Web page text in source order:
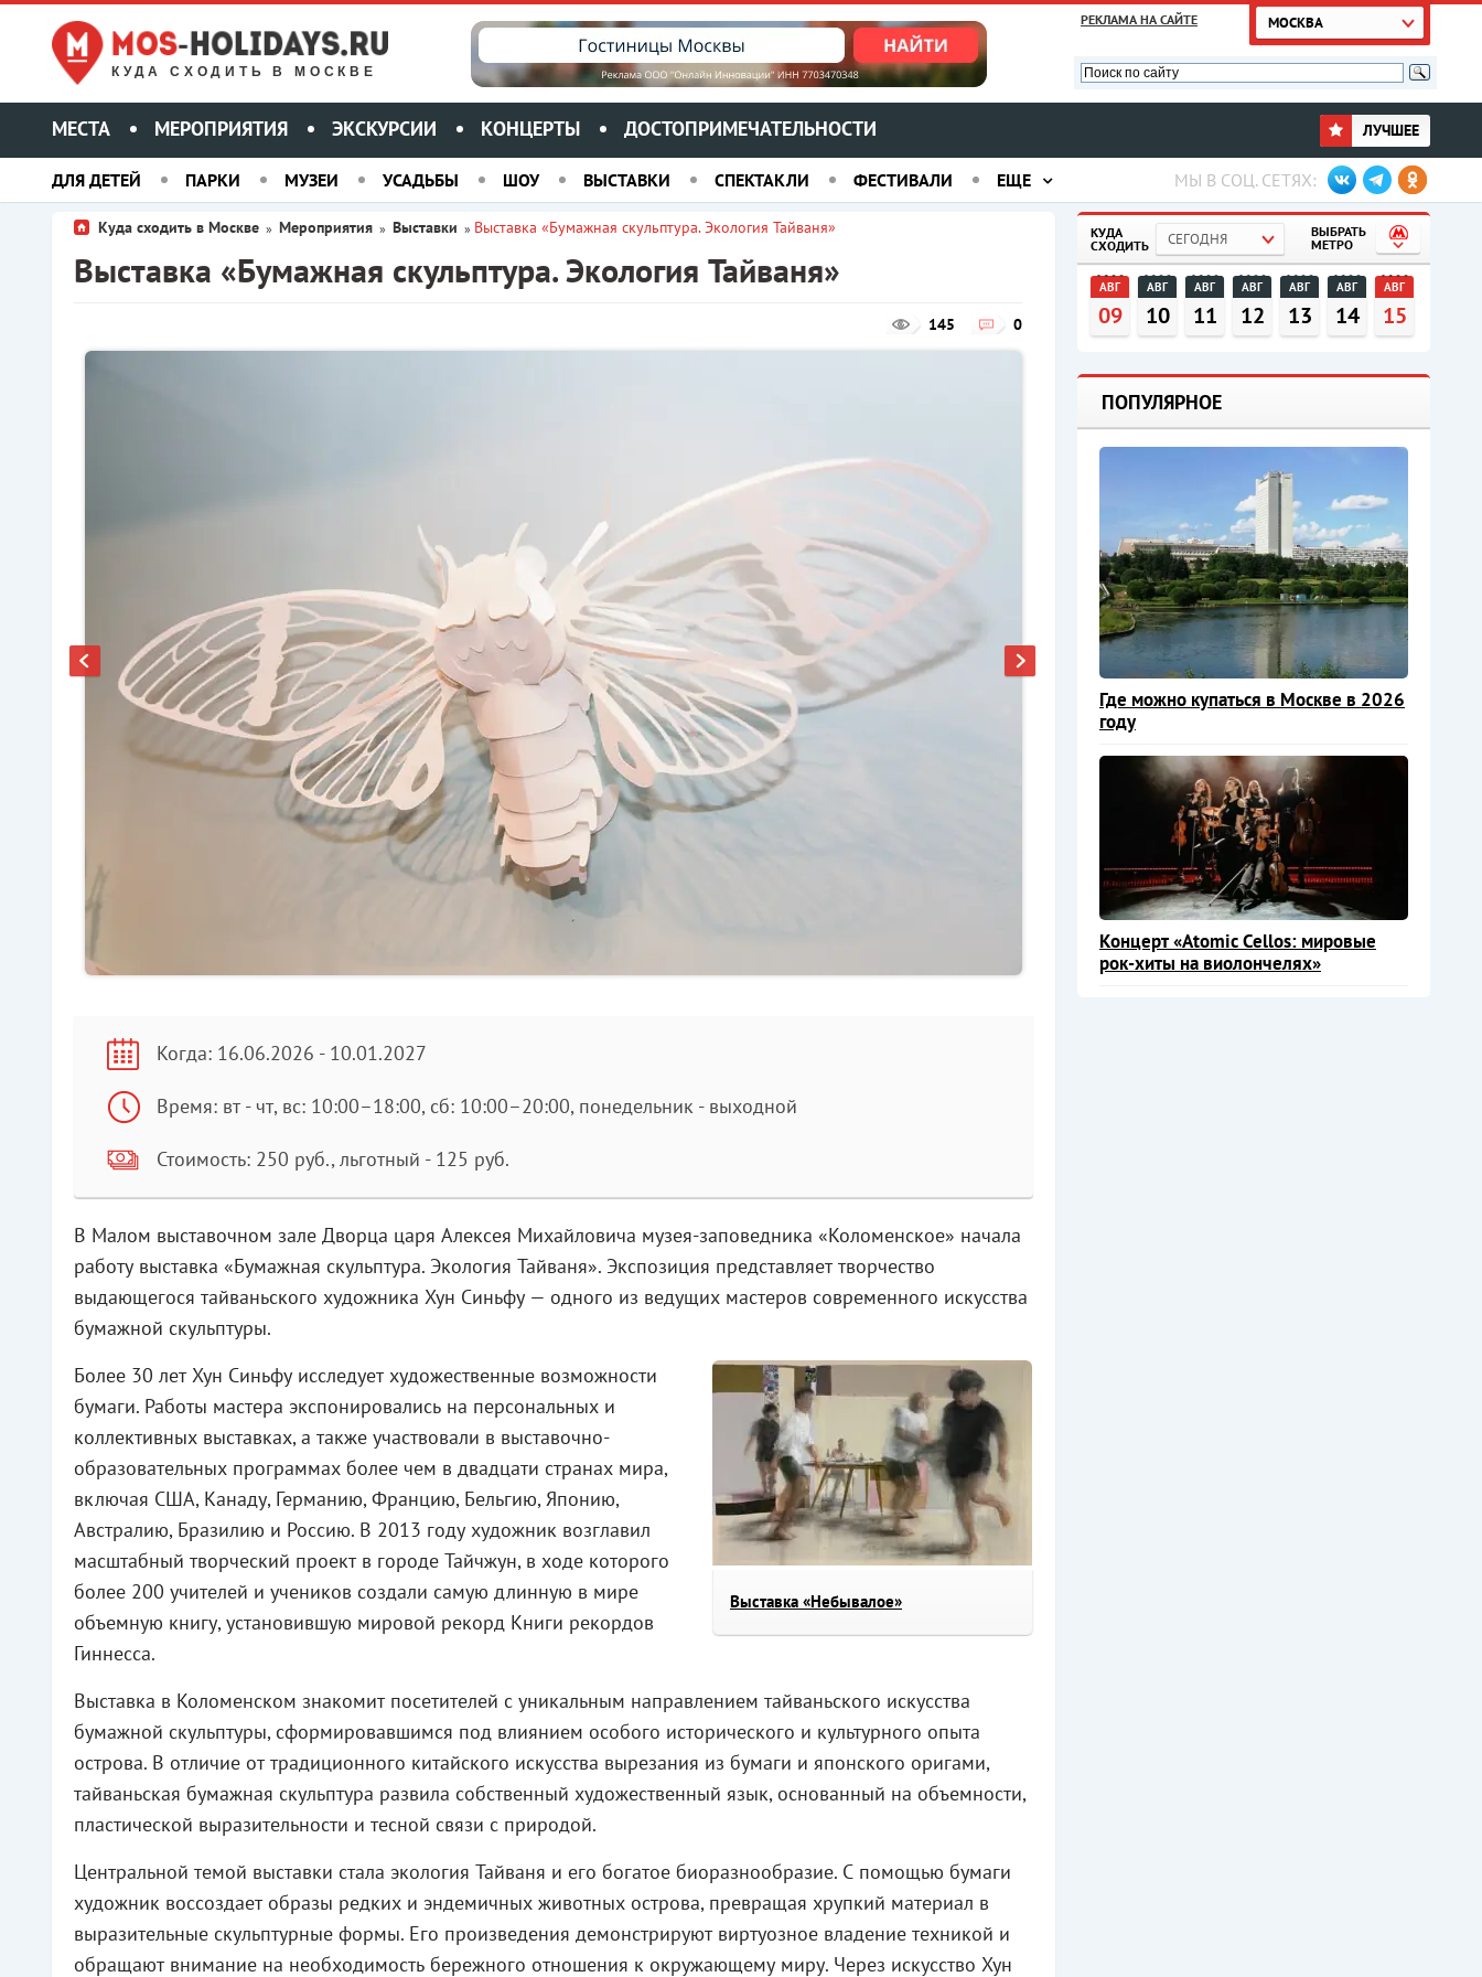
КУДА СХОДИТЬ В МОСКВЕ
РЕКЛАМА НА САЙТЕ МОСКВА
МЕСТА МЕРОПРИЯТИЯ ЭКСКУРСИИ КОНЦЕРТЫ ДОСТОПРИМЕЧАТЕЛЬНОСТИ ЛУЧШЕЕ
ДЛЯ ДЕТЕЙ ПАРКИ МУЗЕИ УСАДЬБЫ ШОУ ВЫСТАВКИ СПЕКТАКЛИ ФЕСТИВАЛИ ЕЩЕ МЫ В СОЦ. СЕТЯХ:
Куда сходить в Москве » Мероприятия » Выставки » Выставка «Бумажная скульптура. Экология Тайваня»
Выставка «Бумажная скульптура. Экология Тайваня»
0
145
Когда: 16.06.2026 - 10.01.2027
Время: вт - чт, вс: 10:00–18:00, сб: 10:00–20:00, понедельник - выходной
Стоимость: 250 руб., льготный - 125 руб.
В Малом выставочном зале Дворца царя Алексея Михайловича музея-заповедника «Коломенское» начала
работу выставка «Бумажная скульптура. Экология Тайваня». Экспозиция представляет творчество
выдающегося тайваньского художника Хун Синьфу — одного из ведущих мастеров современного искусства
бумажной скульптуры.
Выставка «Небывалое»
Более 30 лет Хун Синьфу исследует художественные возможности
бумаги. Работы мастера экспонировались на персональных и
коллективных выставках, а также участвовали в выставочно-
образовательных программах более чем в двадцати странах мира,
включая США, Канаду, Германию, Францию, Бельгию, Японию,
Австралию, Бразилию и Россию. В 2013 году художник возглавил
масштабный творческий проект в городе Тайчжун, в ходе которого
более 200 учителей и учеников создали самую длинную в мире
объемную книгу, установившую мировой рекорд Книги рекордов
Гиннесса.
Выставка в Коломенском знакомит посетителей с уникальным направлением тайваньского искусства
бумажной скульптуры, сформировавшимся под влиянием особого исторического и культурного опыта
острова. В отличие от традиционного китайского искусства вырезания из бумаги и японского оригами,
тайваньская бумажная скульптура развила собственный художественный язык, основанный на объемности,
пластической выразительности и тесной связи с природой.
Центральной темой выставки стала экология Тайваня и его богатое биоразнообразие. С помощью бумаги
художник воссоздает образы редких и эндемичных животных острова, превращая хрупкий материал в
выразительные скульптурные формы. Его произведения демонстрируют виртуозное владение техникой и
обращают внимание на необходимость бережного отношения к окружающему миру. Через искусство Хун
КУДА
СХОДИТЬ
СЕГОДНЯ
ВЫБРАТЬ
МЕТРО
АВГ
09
АВГ
10
АВГ
11
АВГ
12
АВГ
13
АВГ
14
АВГ
15
ПОПУЛЯРНОЕ
Где можно купаться в Москве в 2026
году
Концерт «Atomic Cellos: мировые
рок-хиты на виолончелях»